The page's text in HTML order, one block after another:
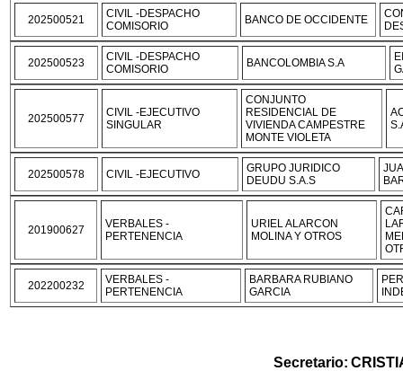
202500521
CIVIL -DESPACHO
COMISORIO
BANCO DE OCCIDENTE
202500523
CIVIL -DESPACHO
COMISORIO
BANCOLOMBIA S.A
202500577
CIVIL -EJECUTIVO
SINGULAR
CONJUNTO
RESIDENCIAL DE
VIVIENDA CAMPESTRE
MONTE VIOLETA
202500578 CIVIL -EJECUTIVO
GRUPO JURIDICO
DEUDU S.A.S
201900627
VERBALES -
PERTENENCIA
URIEL ALARCON
MOLINA Y OTROS
202200232
VERBALES -
PERTENENCIA
BARBARA RUBIANO
GARCIA
Secretario: